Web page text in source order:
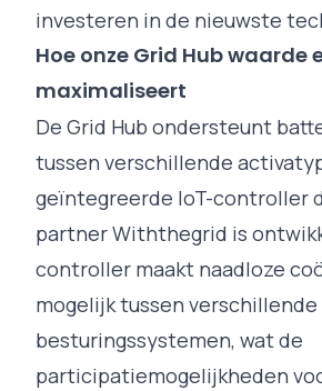
investeren in de nieuwste
Hoe onze Grid Hub waarde
maximaliseert
De Grid Hub ondersteunt
tussen verschillende
geïntegreerde IoT-controller
partnerWiththegrid is
controller maakt naadloze
mogelijk tussen
besturingssystemen, wat de
participatiemogelijkheden